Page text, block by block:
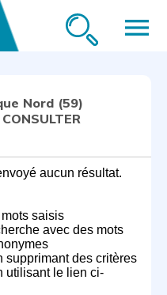
menu
Nord (59)
aucun résultat.
saisis
avec des mots
supprimant des critères
utilisant le lien ci-